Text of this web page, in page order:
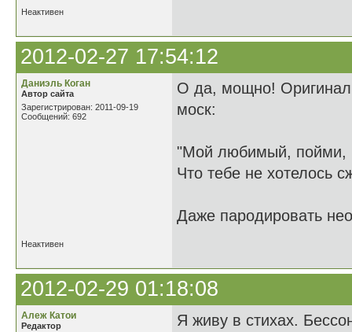
Неактивен
2012-02-27 17:54:12
Даниэль Коган
Автор сайта
Зарегистрирован: 2011-09-19
Сообщений: 692
О да, мощно! Оригинал
моск:
"Мой любимый, пойми,
Что тебе не хотелось
Даже пародировать
Неактивен
2012-02-29 01:18:08
Алеж Катои
Редактор
Я живу в стихах.